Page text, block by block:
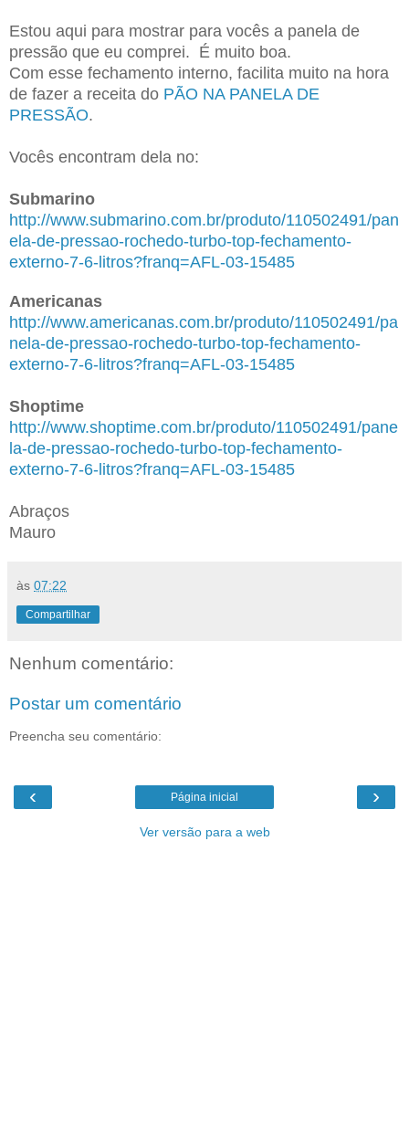
Estou aqui para mostrar para vocês a panela de
pressão que eu comprei. É muito boa.
Com esse fechamento interno, facilita muito na hora
de fazer a receita do PÃO NA PANELA DE
PRESSÃO.
Vocês encontram dela no:
Submarino
http://www.submarino.com.br/produto/110502491/pan
ela-de-pressao-rochedo-turbo-top-fechamento-
externo-7-6-litros?franq=AFL-03-15485
Americanas
http://www.americanas.com.br/produto/110502491/pa
nela-de-pressao-rochedo-turbo-top-fechamento-
externo-7-6-litros?franq=AFL-03-15485
Shoptime
http://www.shoptime.com.br/produto/110502491/pane
la-de-pressao-rochedo-turbo-top-fechamento-
externo-7-6-litros?franq=AFL-03-15485
Abraços
Mauro
às 07:22
Compartilhar
Nenhum comentário:
Postar um comentário
Preencha seu comentário:
‹ ›
Página inicial
Ver versão para a web